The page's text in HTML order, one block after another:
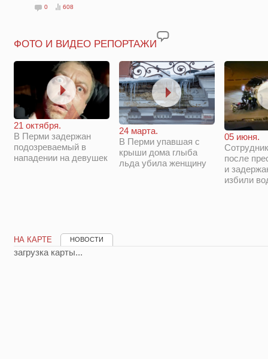
0 608
ФОТО И ВИДЕО РЕПОРТАЖИ
21 октября.
В Перми задержан
подозреваемый в
нападении на девушек
24 марта.
В Перми упавшая с
крыши дома глыба
льда убила женщину
05 июня.
после
и
избили
НА КАРТЕ НОВОСТИ
загрузка карты...